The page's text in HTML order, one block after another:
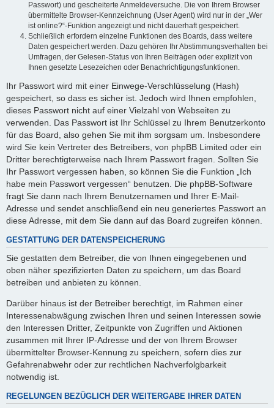
Passwort) und gescheiterte Anmeldeversuche. Die von Ihrem Browser
übermittelte Browser-Kennzeichnung (User Agent) wird nur in der „Wer
ist online?“-Funktion angezeigt und nicht dauerhaft gespeichert.
Schließlich erfordern einzelne Funktionen des Boards, dass weitere
Daten gespeichert werden. Dazu gehören Ihr Abstimmungsverhalten bei
Umfragen, der Gelesen-Status von Ihren Beiträgen oder explizit von
Ihnen gesetzte Lesezeichen oder Benachrichtigungsfunktionen.
Ihr Passwort wird mit einer Einwege-Verschlüsselung (Hash)
gespeichert, so dass es sicher ist. Jedoch wird Ihnen empfohlen,
dieses Passwort nicht auf einer Vielzahl von Webseiten zu
verwenden. Das Passwort ist Ihr Schlüssel zu Ihrem Benutzerkonto
für das Board, also gehen Sie mit ihm sorgsam um. Insbesondere
wird Sie kein Vertreter des Betreibers, von phpBB Limited oder ein
Dritter berechtigterweise nach Ihrem Passwort fragen. Sollten Sie
Ihr Passwort vergessen haben, so können Sie die Funktion „Ich
habe mein Passwort vergessen“ benutzen. Die phpBB-Software
fragt Sie dann nach Ihrem Benutzernamen und Ihrer E-Mail-
Adresse und sendet anschließend ein neu generiertes Passwort an
diese Adresse, mit dem Sie dann auf das Board zugreifen können.
GESTATTUNG DER DATENSPEICHERUNG
Sie gestatten dem Betreiber, die von Ihnen eingegebenen und
oben näher spezifizierten Daten zu speichern, um das Board
betreiben und anbieten zu können.
Darüber hinaus ist der Betreiber berechtigt, im Rahmen einer
Interessenabwägung zwischen Ihren und seinen Interessen sowie
den Interessen Dritter, Zeitpunkte von Zugriffen und Aktionen
zusammen mit Ihrer IP-Adresse und der von Ihrem Browser
übermittelter Browser-Kennung zu speichern, sofern dies zur
Gefahrenabwehr oder zur rechtlichen Nachverfolgbarkeit
notwendig ist.
REGELUNGEN BEZÜGLICH DER WEITERGABE IHRER DATEN